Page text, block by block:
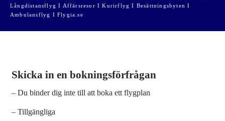
Långdistansflyg I Affärsresor I Kurirflyg I Besättningsbyten I
Ambulansflyg I Flygia.se
Skicka in en bokningsförfrågan
– Du binder dig inte till att boka ett flygplan
– Tillgängliga